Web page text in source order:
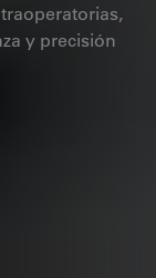
y precisión